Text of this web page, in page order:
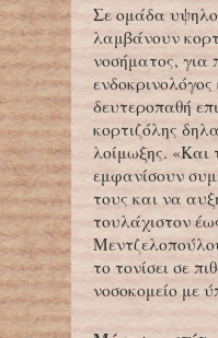
Σε ομάδα
λαμβάνουν
νοσήματος, για
δευτεροπαθή
κορτιζόλης
λοίμωξης. «Και
εμφανίσουν
τους και να
τουλάχιστον
το τονίσει σε
νοσοκομείο με